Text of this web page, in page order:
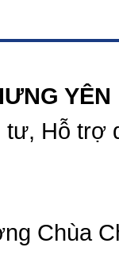
YÊN
Hỗ trợ
Chùa